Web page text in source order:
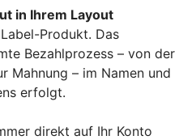
in Ihrem Layout
Produkt. Das
Bezahlprozess – von der
Mahnung – im Namen und
erfolgt.
direkt auf Ihr Konto